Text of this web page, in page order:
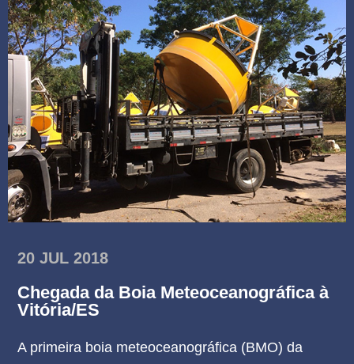
20 JUL 2018
Chegada da Boia Meteoceanográfica à
Vitória/ES
A primeira boia meteoceanográfica (BMO) da